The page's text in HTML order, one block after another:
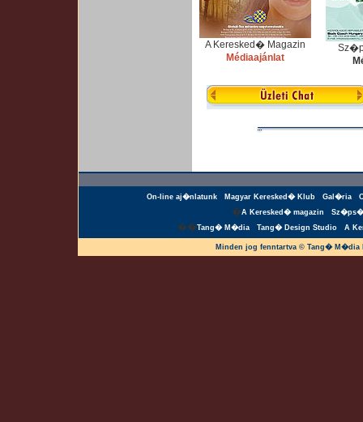
A Keresked� Magazin
Médiaajánlat
On-line aj�nlatunk Magyar Keresked� Klub Gal�ria
�A Keresked� magazin
��Tang� M�dia Tang� Design Studio A
Minden jog fenntartva © Tang�